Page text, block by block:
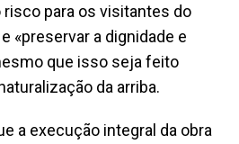
para os visitantes do
«preservar a dignidade e
que isso seja feito
da arriba.
a execução integral da obra